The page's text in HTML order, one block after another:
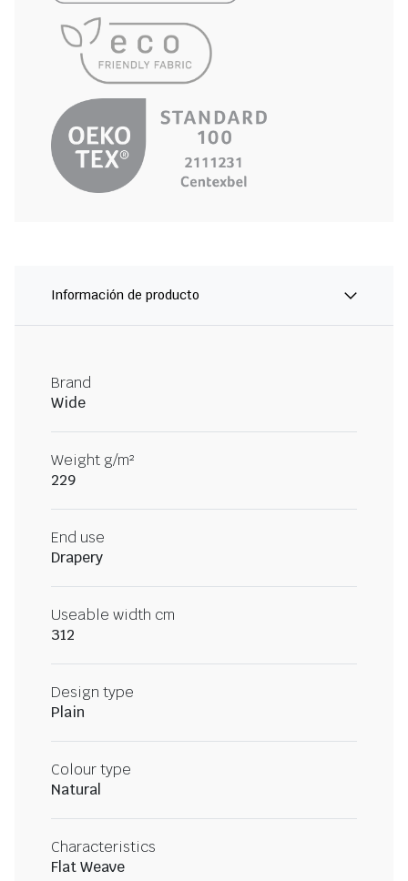
Información de producto
Brand
Wide
Weight g/m²
229
End use
Drapery
Useable width cm
312
Design type
Plain
Colour type
Natural
Characteristics
Flat Weave